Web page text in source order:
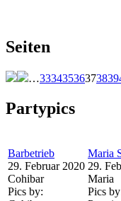
Seiten
…33343536373839
Partypics
Barbetrieb
29. Februar 2020
Cohibar
Pics by:
Maria
29.
Maria
Pics